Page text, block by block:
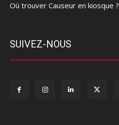
Où trouver Causeur en kiosque ?
SUIVEZ-NOUS